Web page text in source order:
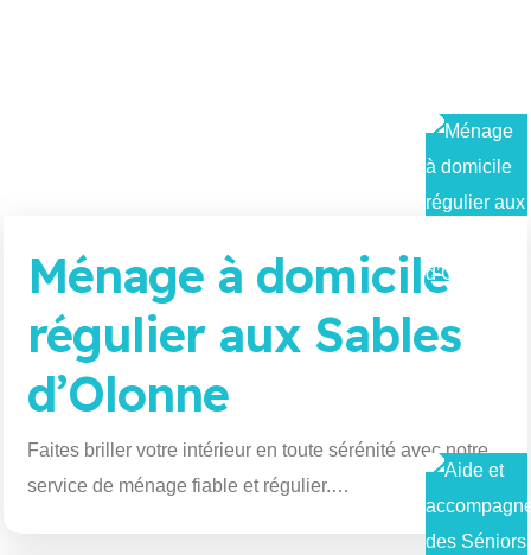
Ménage à domicile
régulier aux Sables
d’Olonne
Faites briller votre intérieur en toute sérénité avec notre
service de ménage fiable et régulier.…